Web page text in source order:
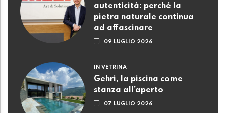
autenticità: perché la
pietra naturale continua
ad affascinare
09 LUGLIO 2026
IN VETRINA
Gehri, la piscina come
stanza all’aperto
07 LUGLIO 2026